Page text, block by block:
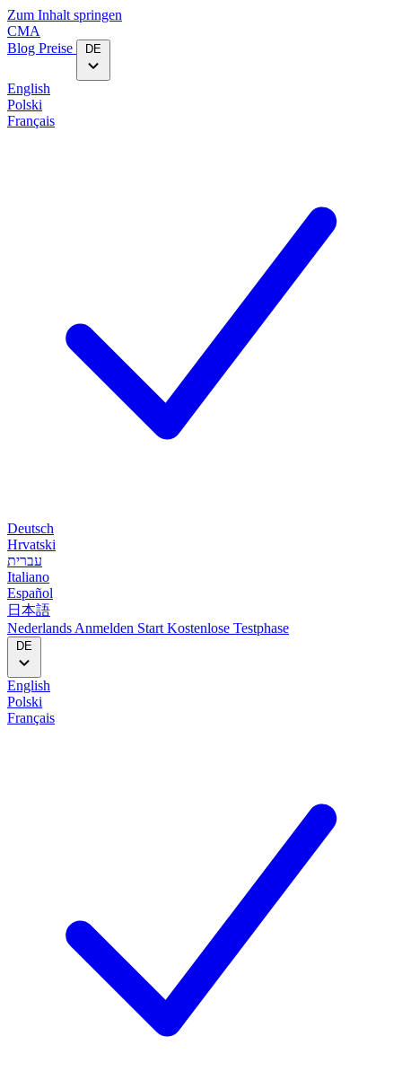
Zum Inhalt springen
CMA
Blog‎ Preise DE
English
Polski
Français
Deutsch
Hrvatski
עברית
Italiano
Español
日本語
Nederlands Anmelden Start Kostenlose Testphase
DE
English
Polski
Français